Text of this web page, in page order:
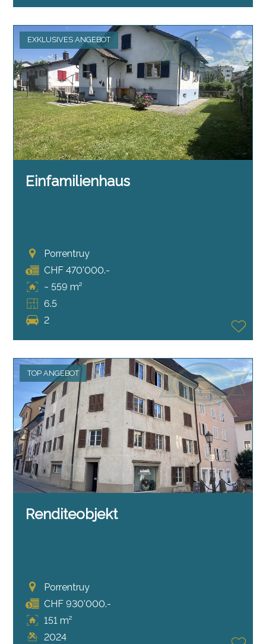
EXKLUSIVES ANGEBOT
Einfamilienhaus
Porrentruy
CHF 470'000.-
~ 559 m²
6.5
2
TOP ANGEBOT
Renditeobjekt
Porrentruy
CHF 930'000.-
151 m²
2024